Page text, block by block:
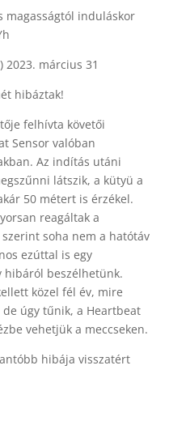
magasságtól induláskor
2023. március 31
hibáztak!
felhívta követői
Sensor valóban
Az indítás utáni
látszik, a kütyü a
50 métert is érzékel.
reagáltak a
soha nem a hatótáv
ezúttal is egy
hibáról beszélhetünk.
közel fél év, mire
úgy tűnik, a Heartbeat
vehetjük a meccseken.
hibája visszatért